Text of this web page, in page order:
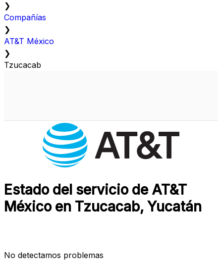
❯
Compañías
❯
AT&T México
❯
Tzucacab
Estado del servicio de AT&T
México en Tzucacab, Yucatán
No detectamos problemas